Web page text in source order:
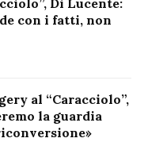
Di Lucente:
con i fatti, non
al “Caracciolo”,
la guardia